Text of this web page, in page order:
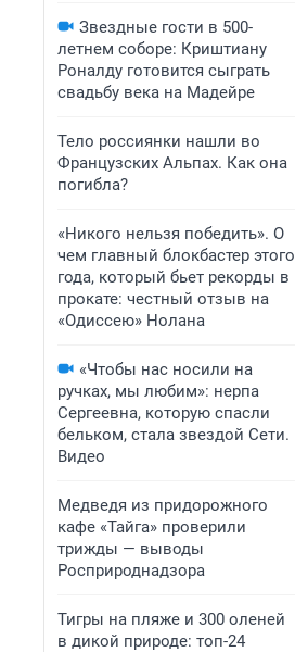
Звездные гости в 500-
летнем соборе: Криштиану
Роналду готовится сыграть
свадьбу века на Мадейре
Тело россиянки нашли во
Французских Альпах. Как она
погибла?
«Никого нельзя победить». О
чем главный блокбастер этого
года, который бьет рекорды в
прокате: честный отзыв на
«Одиссею» Нолана
«Чтобы нас носили на
ручках, мы любим»: нерпа
Сергеевна, которую спасли
бельком, стала звездой Сети.
Видео
Медведя из придорожного
кафе «Тайга» проверили
трижды — выводы
Росприроднадзора
Тигры на пляже и 300 оленей
в дикой природе: топ-24